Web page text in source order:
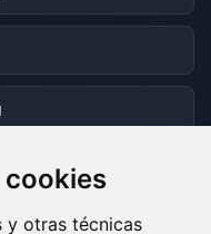
y otras técnicas